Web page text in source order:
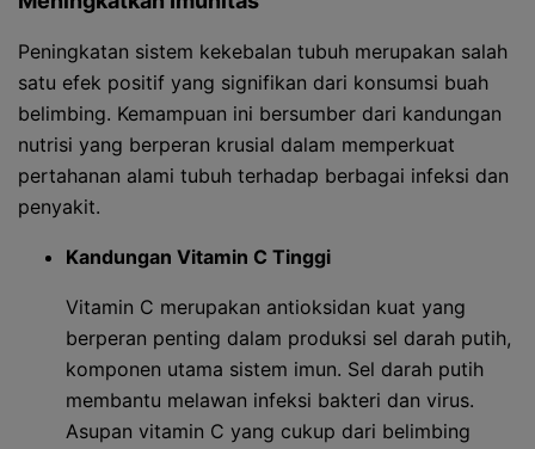
Peningkatan sistem kekebalan tubuh merupakan salah
satu efek positif yang signifikan dari konsumsi buah
belimbing. Kemampuan ini bersumber dari kandungan
nutrisi yang berperan krusial dalam memperkuat
pertahanan alami tubuh terhadap berbagai infeksi dan
penyakit.
Kandungan Vitamin C Tinggi
Vitamin C merupakan antioksidan kuat yang
berperan penting dalam produksi sel darah putih,
komponen utama sistem imun. Sel darah putih
membantu melawan infeksi bakteri dan virus.
Asupan vitamin C yang cukup dari belimbing